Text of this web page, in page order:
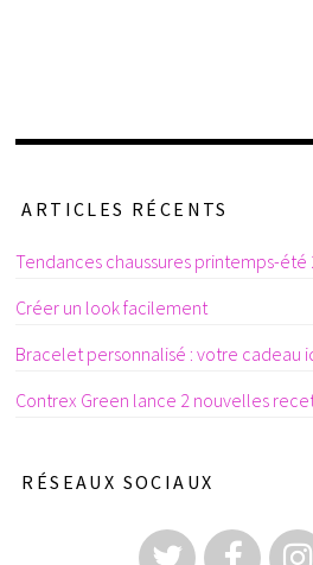
ARTICLES RÉCENTS
Tendances chaussures printemps-été
Créer un look facilement
Bracelet personnalisé : votre cadeau
Contrex Green lance 2 nouvelles
RÉSEAUX SOCIAUX